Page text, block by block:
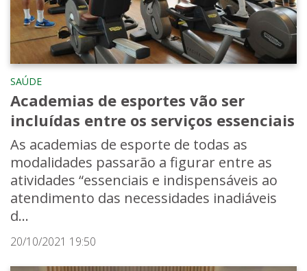
SAÚDE
Academias de esportes vão ser
incluídas entre os serviços essenciais
As academias de esporte de todas as
modalidades passarão a figurar entre as
atividades “essenciais e indispensáveis ao
atendimento das necessidades inadiáveis
d...
20/10/2021 19:50